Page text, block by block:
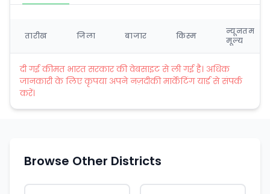
तारीख जिला बाजार किस्म
न्यूनतम
मूल्य
दी गई कीमत भारत सरकार की वेबसाइट से ली गई है। अधिक
जानकारी के लिए कृपया अपने नज़दीकी मार्केटिंग यार्ड से संपर्क
करें।
Browse Other Districts